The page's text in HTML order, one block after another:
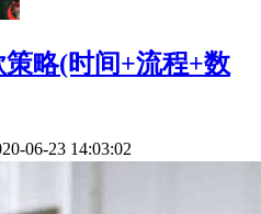
略(时间+流程+数
06-23 14:03:02